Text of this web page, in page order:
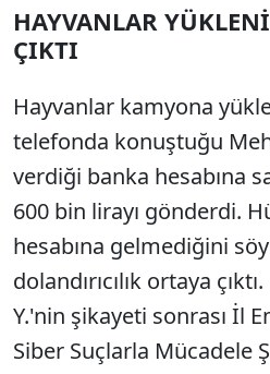
HAYVANLAR
ÇIKTI
Hayvanlar kamyona
telefonda konuştuğu
verdiği banka hesabına
600 bin lirayı gönderdi.
hesabına gelmediğini
dolandırıcılık ortaya
Y.'nin şikayeti sonrası İl
Siber Suçlarla Mücadele